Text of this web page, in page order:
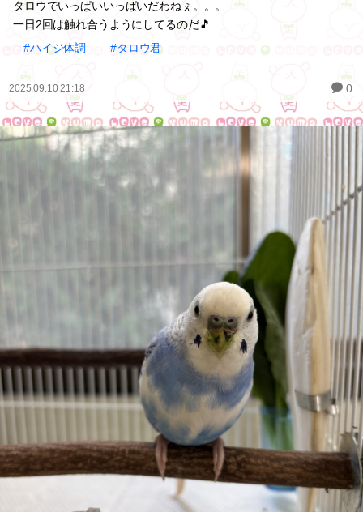
タロウでいっぱいいっぱいだわねぇ。。。
一日2回は触れ合うようにしてるのだ🎵
#ハイジ体調
#タロウ君
2025.09.10 21:18 0